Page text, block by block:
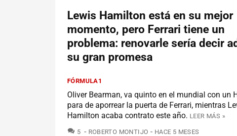
Lewis Hamilton está en su mejor
momento, pero Ferrari tiene un
problema: renovarle sería decir
su gran promesa
FÓRMULA1
Oliver Bearman, va quinto en el mundial con un
para de aporrear la puerta de Ferrari, mientras
Hamilton acaba contrato este año. LEER MÁS »
5 COMENTARIOS
ROBERTO MONTIJO HACE 5 MESES